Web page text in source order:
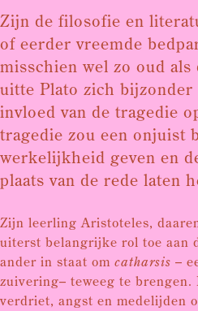
Zijn de filosofie en
of eerder vreemde
misschien wel zo oud
uitte Plato zich
invloed van de tragedie
tragedie zou een onjuist
werkelijkheid geven en
plaats van de rede laten
Zijn leerling Aristoteles,
uiterst belangrijke rol toe aan
ander in staat om catharsis –
zuivering– teweeg te
verdriet, angst en medelijden